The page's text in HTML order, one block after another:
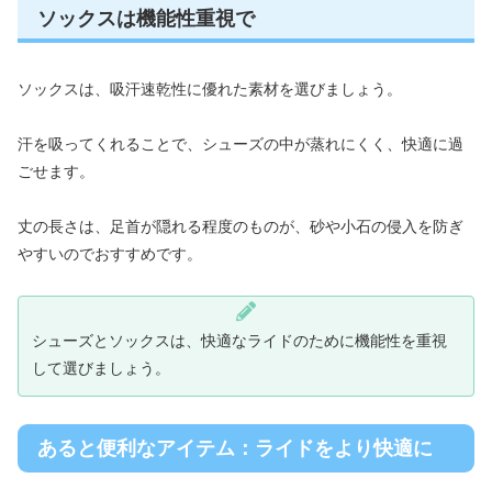
ソックスは機能性重視で
ソックスは、吸汗速乾性に優れた素材を選びましょう。
汗を吸ってくれることで、シューズの中が蒸れにくく、快適に過
ごせます。
丈の長さは、足首が隠れる程度のものが、砂や小石の侵入を防ぎ
やすいのでおすすめです。
シューズとソックスは、快適なライドのために機能性を重視
して選びましょう。
あると便利なアイテム：ライドをより快適に